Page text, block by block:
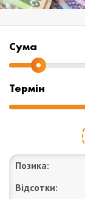
Cума
Термін
Позика:
Відсотки: